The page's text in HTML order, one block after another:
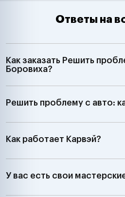
Ответы на
Как заказать Решить
Боровиха?
Решить проблему с авто:
Как работает Карвэй?
У вас есть свои